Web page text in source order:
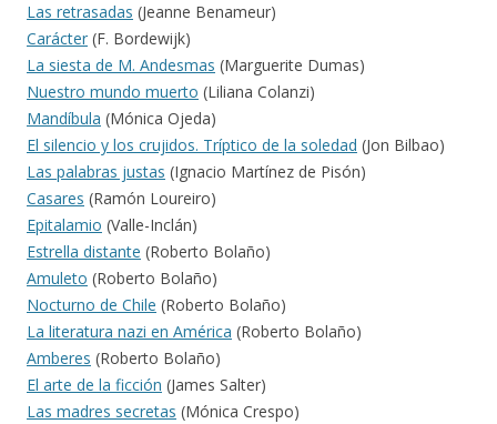
Las retrasadas (Jeanne Benameur)
Carácter (F. Bordewijk)
La siesta de M. Andesmas (Marguerite Dumas)
Nuestro mundo muerto (Liliana Colanzi)
Mandíbula (Mónica Ojeda)
El silencio y los crujidos. Tríptico de la soledad (Jon Bilbao)
Las palabras justas (Ignacio Martínez de Pisón)
Casares (Ramón Loureiro)
Epitalamio (Valle-Inclán)
Estrella distante (Roberto Bolaño)
Amuleto (Roberto Bolaño)
Nocturno de Chile (Roberto Bolaño)
La literatura nazi en América (Roberto Bolaño)
Amberes (Roberto Bolaño)
El arte de la ficción (James Salter)
Las madres secretas (Mónica Crespo)